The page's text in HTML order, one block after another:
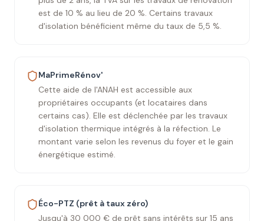
est de 10 % au lieu de 20 %. Certains travaux
d'isolation bénéficient même du taux de 5,5 %.
MaPrimeRénov'
Cette aide de l'ANAH est accessible aux
propriétaires occupants (et locataires dans
certains cas). Elle est déclenchée par les travaux
d'isolation thermique intégrés à la réfection. Le
montant varie selon les revenus du foyer et le gain
énergétique estimé.
Éco-PTZ (prêt à taux zéro)
Jusqu'à 30 000 € de prêt sans intérêts sur 15 ans